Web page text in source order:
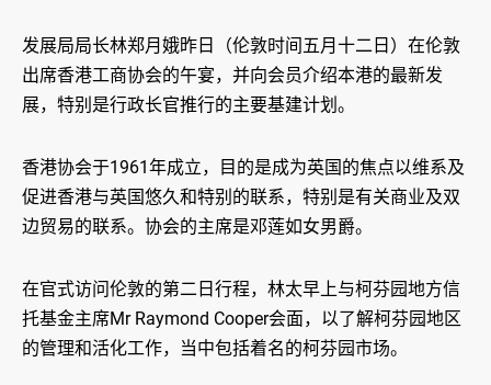
发展局局长林郑月娥昨日（伦敦时间五月十二日）在伦敦
出席香港工商协会的午宴，并向会员介绍本港的最新发
展，特别是行政长官推行的主要基建计划。
香港协会于1961年成立，目的是成为英国的焦点以维系及
促进香港与英国悠久和特别的联系，特别是有关商业及双
边贸易的联系。协会的主席是邓莲如女男爵。
在官式访问伦敦的第二日行程，林太早上与柯芬园地方信
托基金主席Mr Raymond Cooper会面，以了解柯芬园地区
的管理和活化工作，当中包括着名的柯芬园市场。